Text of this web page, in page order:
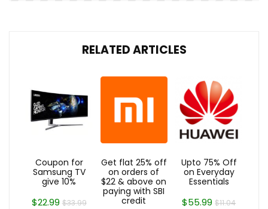
RELATED ARTICLES
Coupon for
Samsung TV
give 10%
$22.99 $33.99
Get flat 25% off
on orders of
$22 & above on
paying with SBI
credit
Upto 75% Off
on Everyday
Essentials
$55.99$11.04